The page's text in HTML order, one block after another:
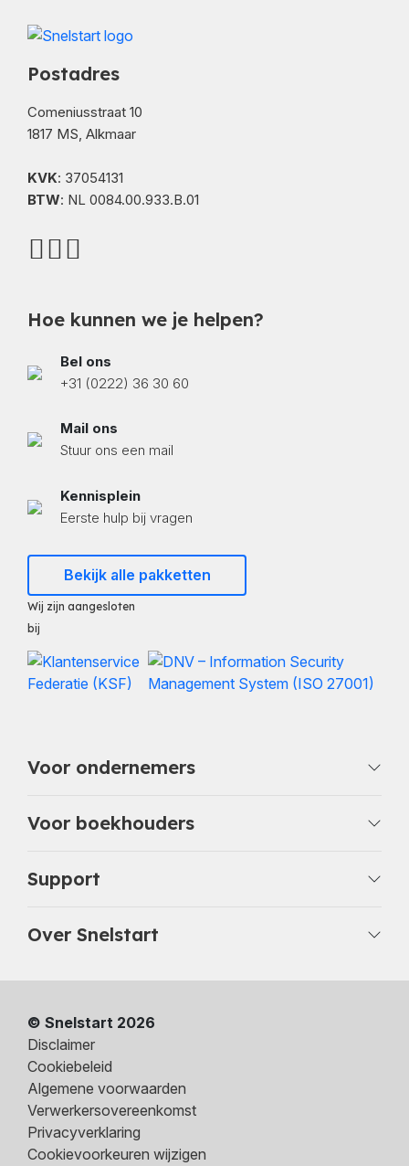
Postadres
Comeniusstraat 10
1817 MS, Alkmaar
KVK: 37054131
BTW: NL 0084.00.933.B.01
Hoe kunnen we je helpen?
Bel ons
+31 (0222) 36 30 60
Mail ons
Stuur ons een mail
Kennisplein
Eerste hulp bij vragen
Bekijk alle pakketten
Wij zijn aangesloten
bij
Voor ondernemers
Voor boekhouders
Support
Over Snelstart
© Snelstart 2026
Disclaimer
Cookiebeleid
Algemene voorwaarden
Verwerkersovereenkomst
Privacyverklaring
Cookievoorkeuren wijzigen